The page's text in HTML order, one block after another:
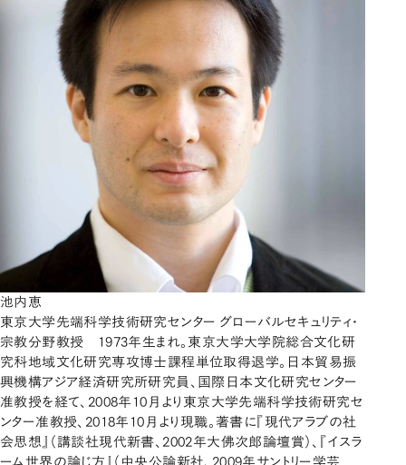
池内恵
東京大学先端科学技術研究センター グローバルセキュリティ・
宗教分野教授 1973年生まれ。東京大学大学院総合文化研
究科地域文化研究専攻博士課程単位取得退学。日本貿易振
興機構アジア経済研究所研究員、国際日本文化研究センター
准教授を経て、2008年10月より東京大学先端科学技術研究セ
ンター准教授、2018年10月より現職。著書に『現代アラブの社
会思想』（講談社現代新書、2002年大佛次郎論壇賞）、『イスラ
ーム世界の論じ方』（中央公論新社、2009年サントリー学芸